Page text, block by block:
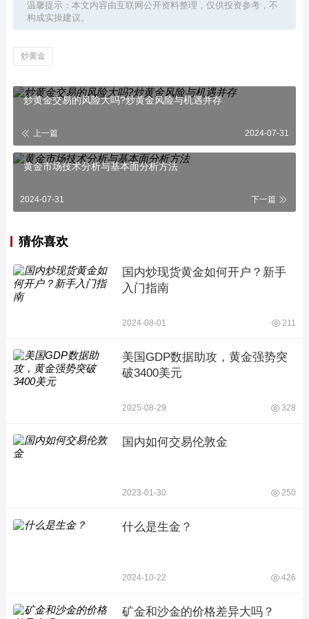
温馨提示：本文内容由互联网公开资料整理，仅供投资参考，不
构成实操建议。
炒黄金
炒黄金交易的风险大吗?炒黄金风险与机遇并存
上一篇 2024-07-31
黄金市场技术分析与基本面分析方法
2024-07-31 下一篇
猜你喜欢
国内炒现货黄金如何开户？新手
入门指南
2024-08-01 211
美国GDP数据助攻，黄金强势突
破3400美元
2025-08-29 328
国内如何交易伦敦金
2023-01-30 250
什么是生金？
2024-10-22 426
矿金和沙金的价格差异大吗？